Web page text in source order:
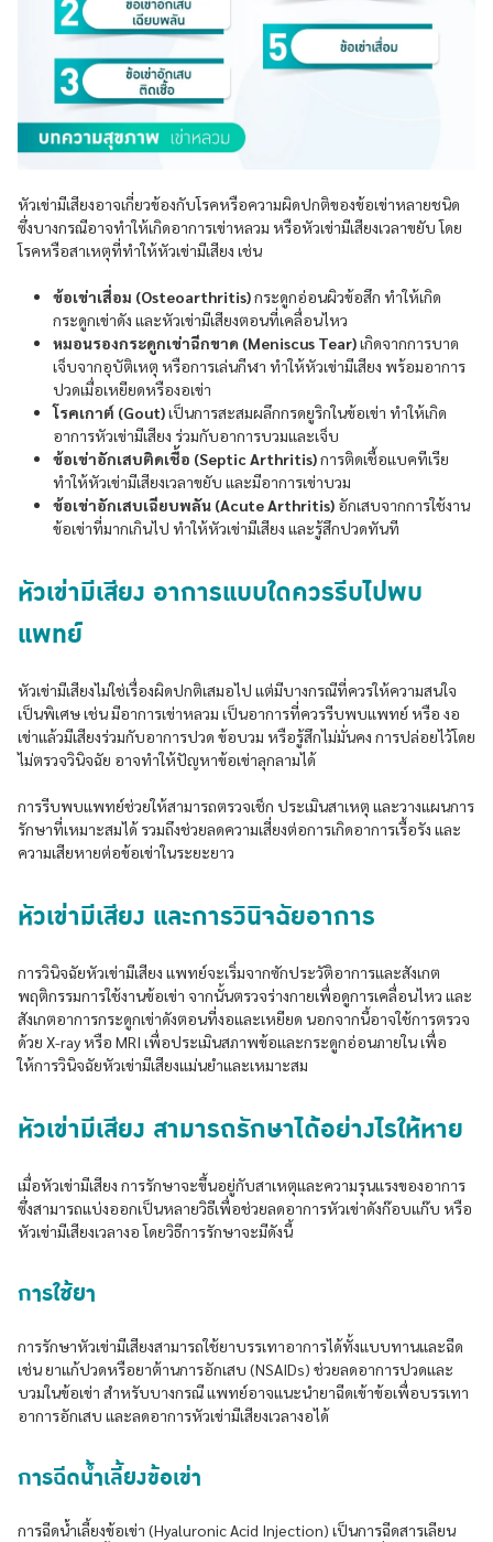
หัวเข่ามีเสียงอาจเกี่ยวข้องกับโรคหรือความผิดปกติของข้อเข่าหลายชนิด
ซึ่งบางกรณีอาจทำให้เกิดอาการเข่าหลวม หรือหัวเข่ามีเสียงเวลาขยับ โดย
โรคหรือสาเหตุที่ทำให้หัวเข่ามีเสียง เช่น
ข้อเข่าเสื่อม (Osteoarthritis)กระดูกอ่อนผิวข้อสึก ทำให้เกิด
กระดูกเข่าดัง และหัวเข่ามีเสียงตอนที่เคลื่อนไหว
หมอนรองกระดูกเข่าฉีกขาด (Meniscus Tear)เกิดจากการบาด
เจ็บจากอุบัติเหตุ หรือการเล่นกีฬา ทำให้หัวเข่ามีเสียง พร้อมอาการ
ปวดเมื่อเหยียดหรืองอเข่า
โรคเกาต์ (Gout)เป็นการสะสมผลึกกรดยูริกในข้อเข่า ทำให้เกิด
อาการหัวเข่ามีเสียง ร่วมกับอาการบวมและเจ็บ
ข้อเข่าอักเสบติดเชื้อ (Septic Arthritis)การติดเชื้อแบคทีเรีย
ทำให้หัวเข่ามีเสียงเวลาขยับ และมีอาการเข่าบวม
ข้อเข่าอักเสบเฉียบพลัน (Acute Arthritis) อักเสบจากการใช้งาน
ข้อเข่าที่มากเกินไป ทำให้หัวเข่ามีเสียง และรู้สึกปวดทันที
หัวเข่ามีเสียง อาการแบบใดควรรีบไปพบ
แพทย์
หัวเข่ามีเสียงไม่ใช่เรื่องผิดปกติเสมอไป แต่มีบางกรณีที่ควรให้ความสนใจ
เป็นพิเศษ เช่น มีอาการเข่าหลวม เป็นอาการที่ควรรีบพบแพทย์ หรือ งอ
เข่าแล้วมีเสียงร่วมกับอาการปวด ข้อบวม หรือรู้สึกไม่มั่นคง การปล่อยไว้โดย
ไม่ตรวจวินิจฉัย อาจทำให้ปัญหาข้อเข่าลุกลามได้
การรีบพบแพทย์ช่วยให้สามารถตรวจเช็ก ประเมินสาเหตุ และวางแผนการ
รักษาที่เหมาะสมได้ รวมถึงช่วยลดความเสี่ยงต่อการเกิดอาการเรื้อรัง และ
ความเสียหายต่อข้อเข่าในระยะยาว
หัวเข่ามีเสียง และการวินิจฉัยอาการ
การวินิจฉัยหัวเข่ามีเสียง แพทย์จะเริ่มจากซักประวัติอาการและสังเกต
พฤติกรรมการใช้งานข้อเข่า จากนั้นตรวจร่างกายเพื่อดูการเคลื่อนไหว และ
สังเกตอาการกระดูกเข่าดังตอนที่งอและเหยียด นอกจากนี้อาจใช้การตรวจ
ด้วย X-ray หรือ MRI เพื่อประเมินสภาพข้อและกระดูกอ่อนภายใน เพื่อ
ให้การวินิจฉัยหัวเข่ามีเสียงแม่นยำและเหมาะสม
หัวเข่ามีเสียง สามารถรักษาได้อย่างไรให้หาย
เมื่อหัวเข่ามีเสียง การรักษาจะขึ้นอยู่กับสาเหตุและความรุนแรงของอาการ
ซึ่งสามารถแบ่งออกเป็นหลายวิธีเพื่อช่วยลดอาการหัวเข่าดังก๊อบแก๊บ หรือ
หัวเข่ามีเสียงเวลางอ โดยวิธีการรักษาจะมีดังนี้
การใช้ยา
การรักษาหัวเข่ามีเสียงสามารถใช้ยาบรรเทาอาการได้ทั้งแบบทานและฉีด
เช่น ยาแก้ปวดหรือยาต้านการอักเสบ (NSAIDs) ช่วยลดอาการปวดและ
บวมในข้อเข่า สำหรับบางกรณี แพทย์อาจแนะนำยาฉีดเข้าข้อเพื่อบรรเทา
อาการอักเสบ และลดอาการหัวเข่ามีเสียงเวลางอได้
การฉีดน้ำเลี้ยงข้อเข่า
การฉีดน้ำเลี้ยงข้อเข่า (Hyaluronic Acid Injection) เป็นการฉีดสารเลียน